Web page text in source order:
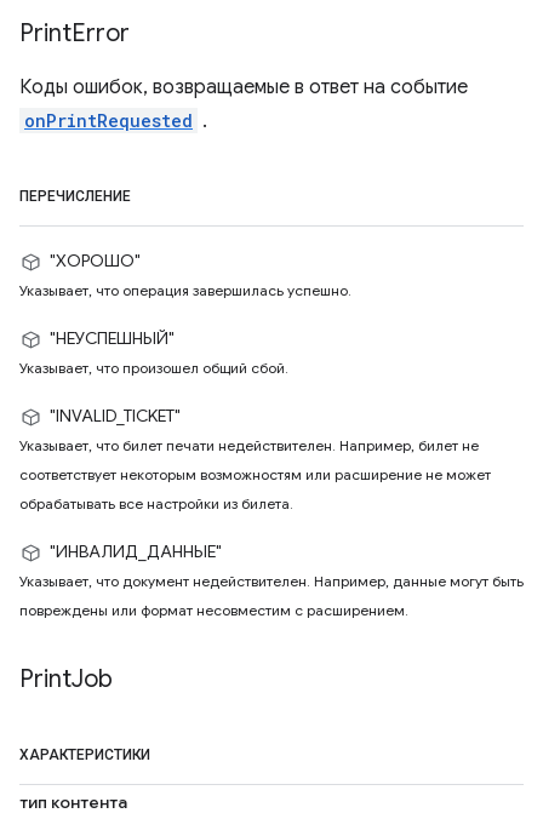
PrintError
Коды ошибок, возвращаемые в ответ на событие
onPrintRequested .
ПЕРЕЧИСЛЕНИЕ
"ХОРОШО"
Указывает, что операция завершилась успешно.
"НЕУСПЕШНЫЙ"
Указывает, что произошел общий сбой.
"INVALID_TICKET"
Указывает, что билет печати недействителен. Например, билет не
соответствует некоторым возможностям или расширение не может
обрабатывать все настройки из билета.
"ИНВАЛИД_ДАННЫЕ"
Указывает, что документ недействителен. Например, данные могут быть
повреждены или формат несовместим с расширением.
PrintJob
ХАРАКТЕРИСТИКИ
тип контента